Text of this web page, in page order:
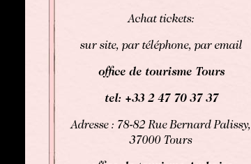
Achat tickets:
sur site, par téléphone, par email
office de tourisme Tours
tel: +33 2 47 70 37 37
Adresse : 78-82 Rue Bernard Palissy,
37000 Tours